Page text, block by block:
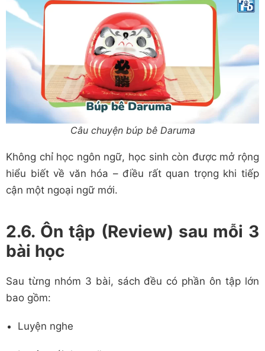
Câu chuyện búp bê Daruma
Không chỉ học ngôn ngữ, học sinh còn được mở rộng
hiểu biết về văn hóa – điều rất quan trọng khi tiếp
cận một ngoại ngữ mới.
2.6. Ôn tập (Review) sau mỗi 3
bài học
Sau từng nhóm 3 bài, sách đều có phần ôn tập lớn
bao gồm:
Luyện nghe